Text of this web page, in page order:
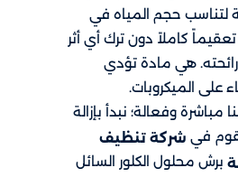
لتناسب حجم المياه في
كاملاً دون ترك أي أثر
هي مادة تؤدي
على الميكروبات.
مباشرة وفعالة؛ نبدأ بإزالة
في شركة تنظيف
برش محلول الكلور السائل